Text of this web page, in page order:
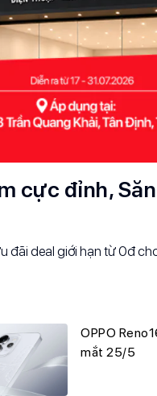
cực đỉnh,
đãi deal giới hạn từ 0đ
OPPO
mắt 25/5